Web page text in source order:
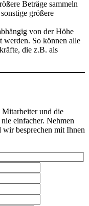
Beträge sammeln
größere
von der Höhe
werden. So können alle
die z.B. als
und die
einfacher. Nehmen
besprechen mit Ihnen